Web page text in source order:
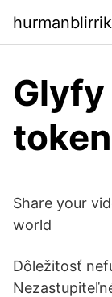
Share your
world
Dôležitosť